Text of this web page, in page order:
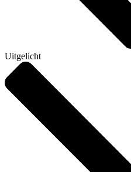
Uitgelicht